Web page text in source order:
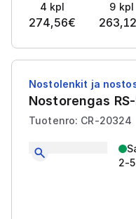
4 kpl
274,56€
9 kpl
Nostolenkit ja
Nostorengas
Tuotenro: CR-20324
2-